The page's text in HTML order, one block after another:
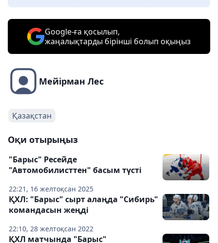
Google-ға қосылып,
жаңалықтарды бірінші болып оқыңыз
Мейірман Лес
Қазақстан
Оқи отырыңыз
22:21, 16 желтоқсан 2025
"Барыс" Ресейде
"Автомобилисттен" басым түсті
22:10, 28 желтоқсан 2022
ҚХЛ: "Барыс" сырт алаңда "Сибирь"
командасын жеңді
ҚХЛ матчында "Барыс"